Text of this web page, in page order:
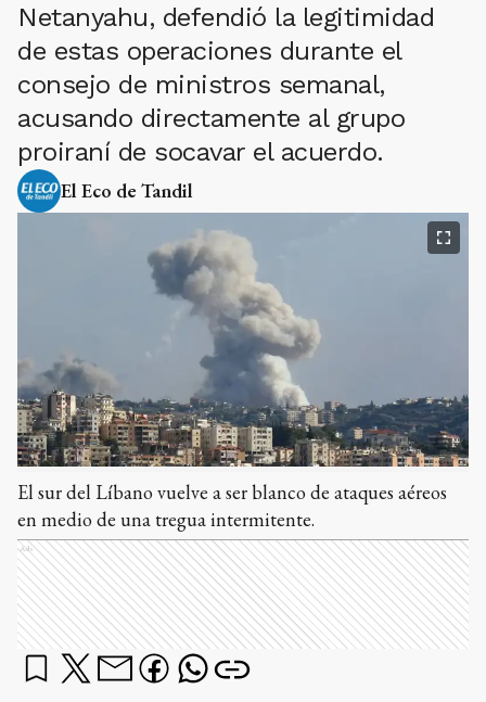
Netanyahu, defendió la legitimidad
de estas operaciones durante el
consejo de ministros semanal,
acusando directamente al grupo
proiraní de socavar el acuerdo.
El Eco de Tandil
El sur del Líbano vuelve a ser blanco de ataques aéreos
en medio de una tregua intermitente.
Ads